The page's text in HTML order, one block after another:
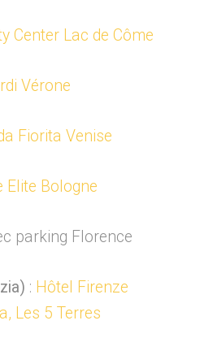
Center Lac de Côme
Vérone
Fiorita Venise
Elite Bologne
parking Florence
: Hôtel Firenze
Les 5 Terres